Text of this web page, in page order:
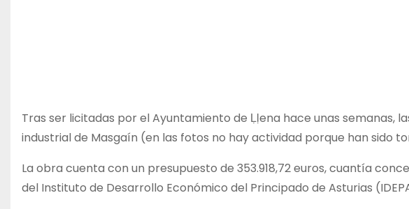
Tras ser licitadas por el Ayuntamiento de Ḷḷena hace unas semanas,
industrial de Masgaín (en las fotos no hay actividad porque han sido
La obra cuenta con un presupuesto de 353.918,72 euros, cuantía
del Instituto de Desarrollo Económico del Principado de Asturias